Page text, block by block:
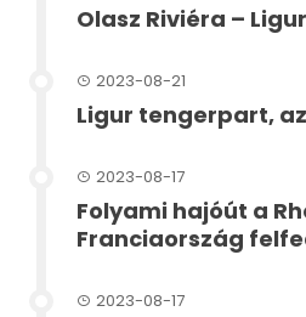
Olasz Riviéra –
2023-08-21
Ligur tengerpart,
2023-08-17
Folyami hajóút a
Franciaország
2023-08-17